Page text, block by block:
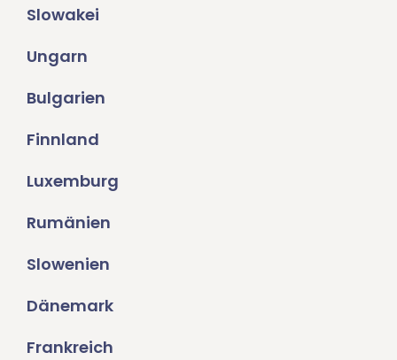
Slowakei
Ungarn
Bulgarien
Finnland
Luxemburg
Rumänien
Slowenien
Dänemark
Frankreich